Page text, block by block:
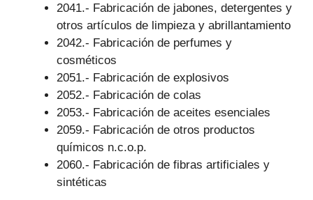
2041.- Fabricación de jabones, detergentes y
otros artículos de limpieza y abrillantamiento
2042.- Fabricación de perfumes y
cosméticos
2051.- Fabricación de explosivos
2052.- Fabricación de colas
2053.- Fabricación de aceites esenciales
2059.- Fabricación de otros productos
químicos n.c.o.p.
2060.- Fabricación de fibras artificiales y
sintéticas